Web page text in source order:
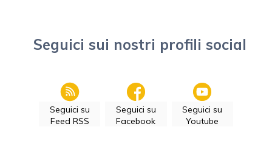
Seguici sui nostri profili social
Seguici su
Feed RSS
Seguici su
Facebook
Seguici su
Youtube